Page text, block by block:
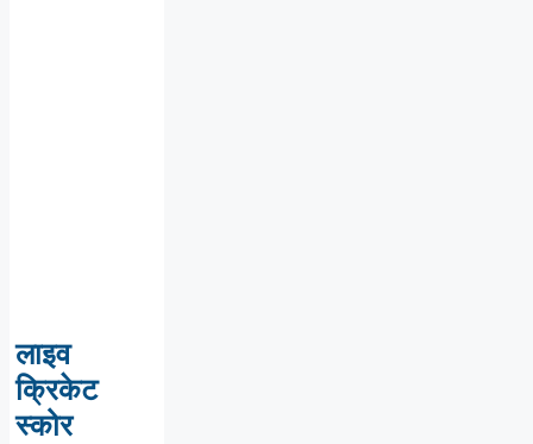
लाइव
क्रिकेट
स्कोर